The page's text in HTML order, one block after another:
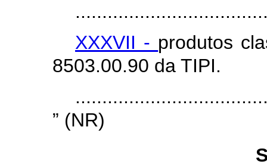
XXXVII - produtos
8503.00.90 da TIPI.
” (NR)